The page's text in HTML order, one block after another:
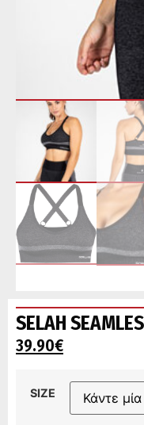
SELAH
39.90€
SIZE